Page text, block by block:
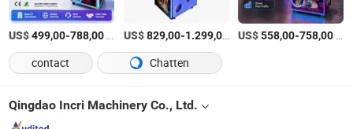
US$499,00-788,00 US$829,00-1.299,00 /piece
US$558,00-758,00
contact
Chatten
Qingdao Incri Machinery Co., Ltd.